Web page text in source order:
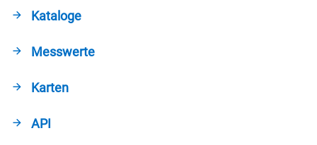
Kataloge
Messwerte
Karten
API